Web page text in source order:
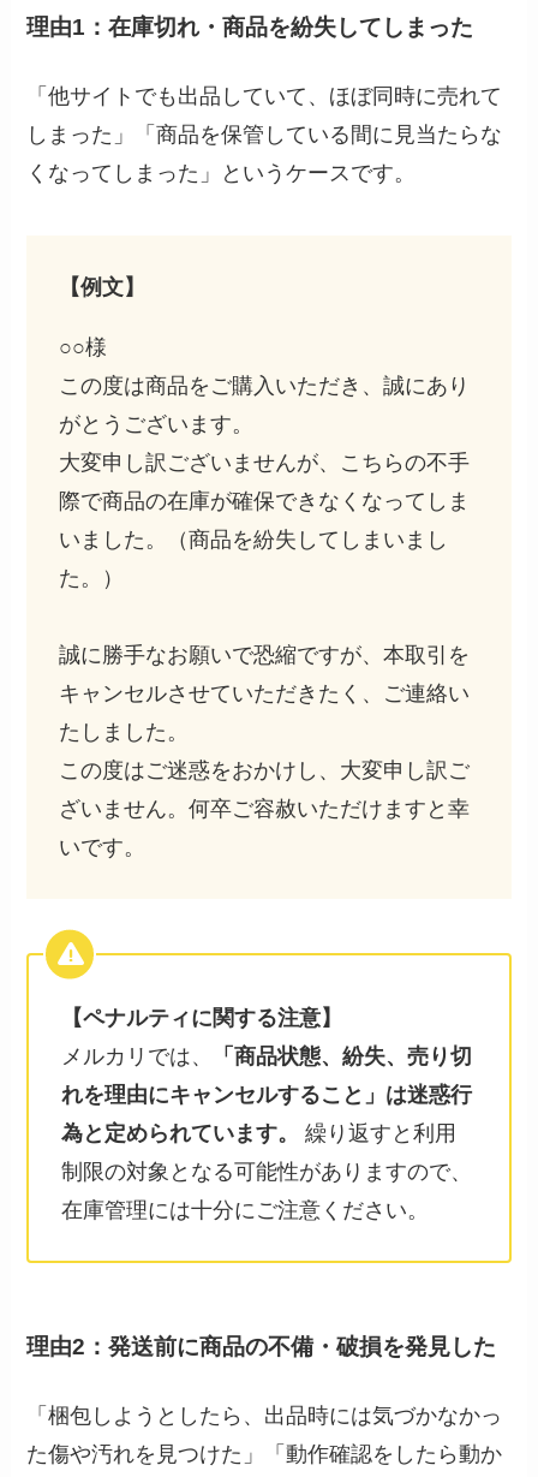
理由1：在庫切れ・商品を紛失してしまった
「他サイトでも出品していて、ほぼ同時に売れて
しまった」「商品を保管している間に見当たらな
くなってしまった」というケースです。
【例文】
○○様
この度は商品をご購入いただき、誠にあり
がとうございます。
大変申し訳ございませんが、こちらの不手
際で商品の在庫が確保できなくなってしま
いました。（商品を紛失してしまいまし
た。）
誠に勝手なお願いで恐縮ですが、本取引を
キャンセルさせていただきたく、ご連絡い
たしました。
この度はご迷惑をおかけし、大変申し訳ご
ざいません。何卒ご容赦いただけますと幸
いです。
【ペナルティに関する注意】
メルカリでは、
「商品状態、紛失、売り切
れを理由にキャンセルすること」は迷惑行
為と定められています。
繰り返すと利用
制限の対象となる可能性がありますので、
在庫管理には十分にご注意ください。
理由2：発送前に商品の不備・破損を発見した
「梱包しようとしたら、出品時には気づかなかっ
た傷や汚れを見つけた」「動作確認をしたら動か